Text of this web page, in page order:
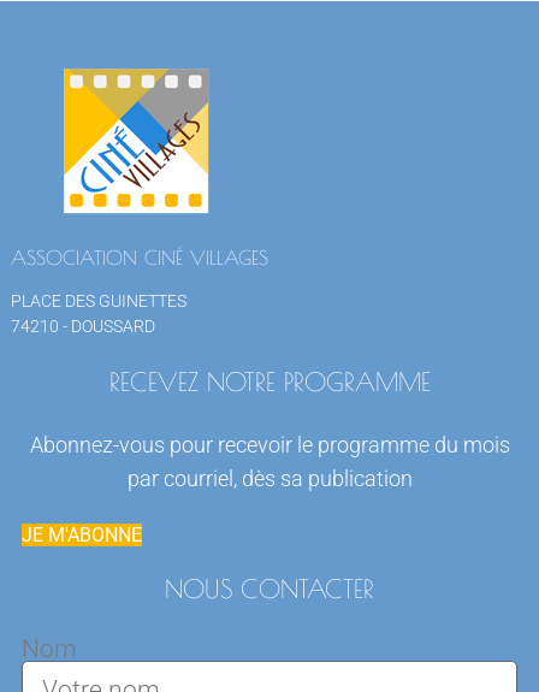
ASSOCIATION CINÉ VILLAGES
PLACE DES GUINETTES
74210 - DOUSSARD
RECEVEZ NOTRE PROGRAMME
Abonnez-vous pour recevoir le programme du mois
par courriel, dès sa publication
JE M'ABONNE
NOUS CONTACTER
Nom